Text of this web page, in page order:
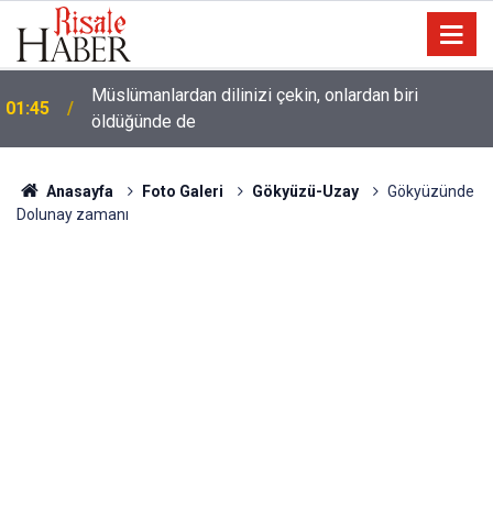
01:45
Müslümanlardan dilinizi çekin, onlardan biri
öldüğünde de
Anasayfa Foto Galeri Gökyüzü-Uzay
Gökyüzünde
Dolunay zamanı